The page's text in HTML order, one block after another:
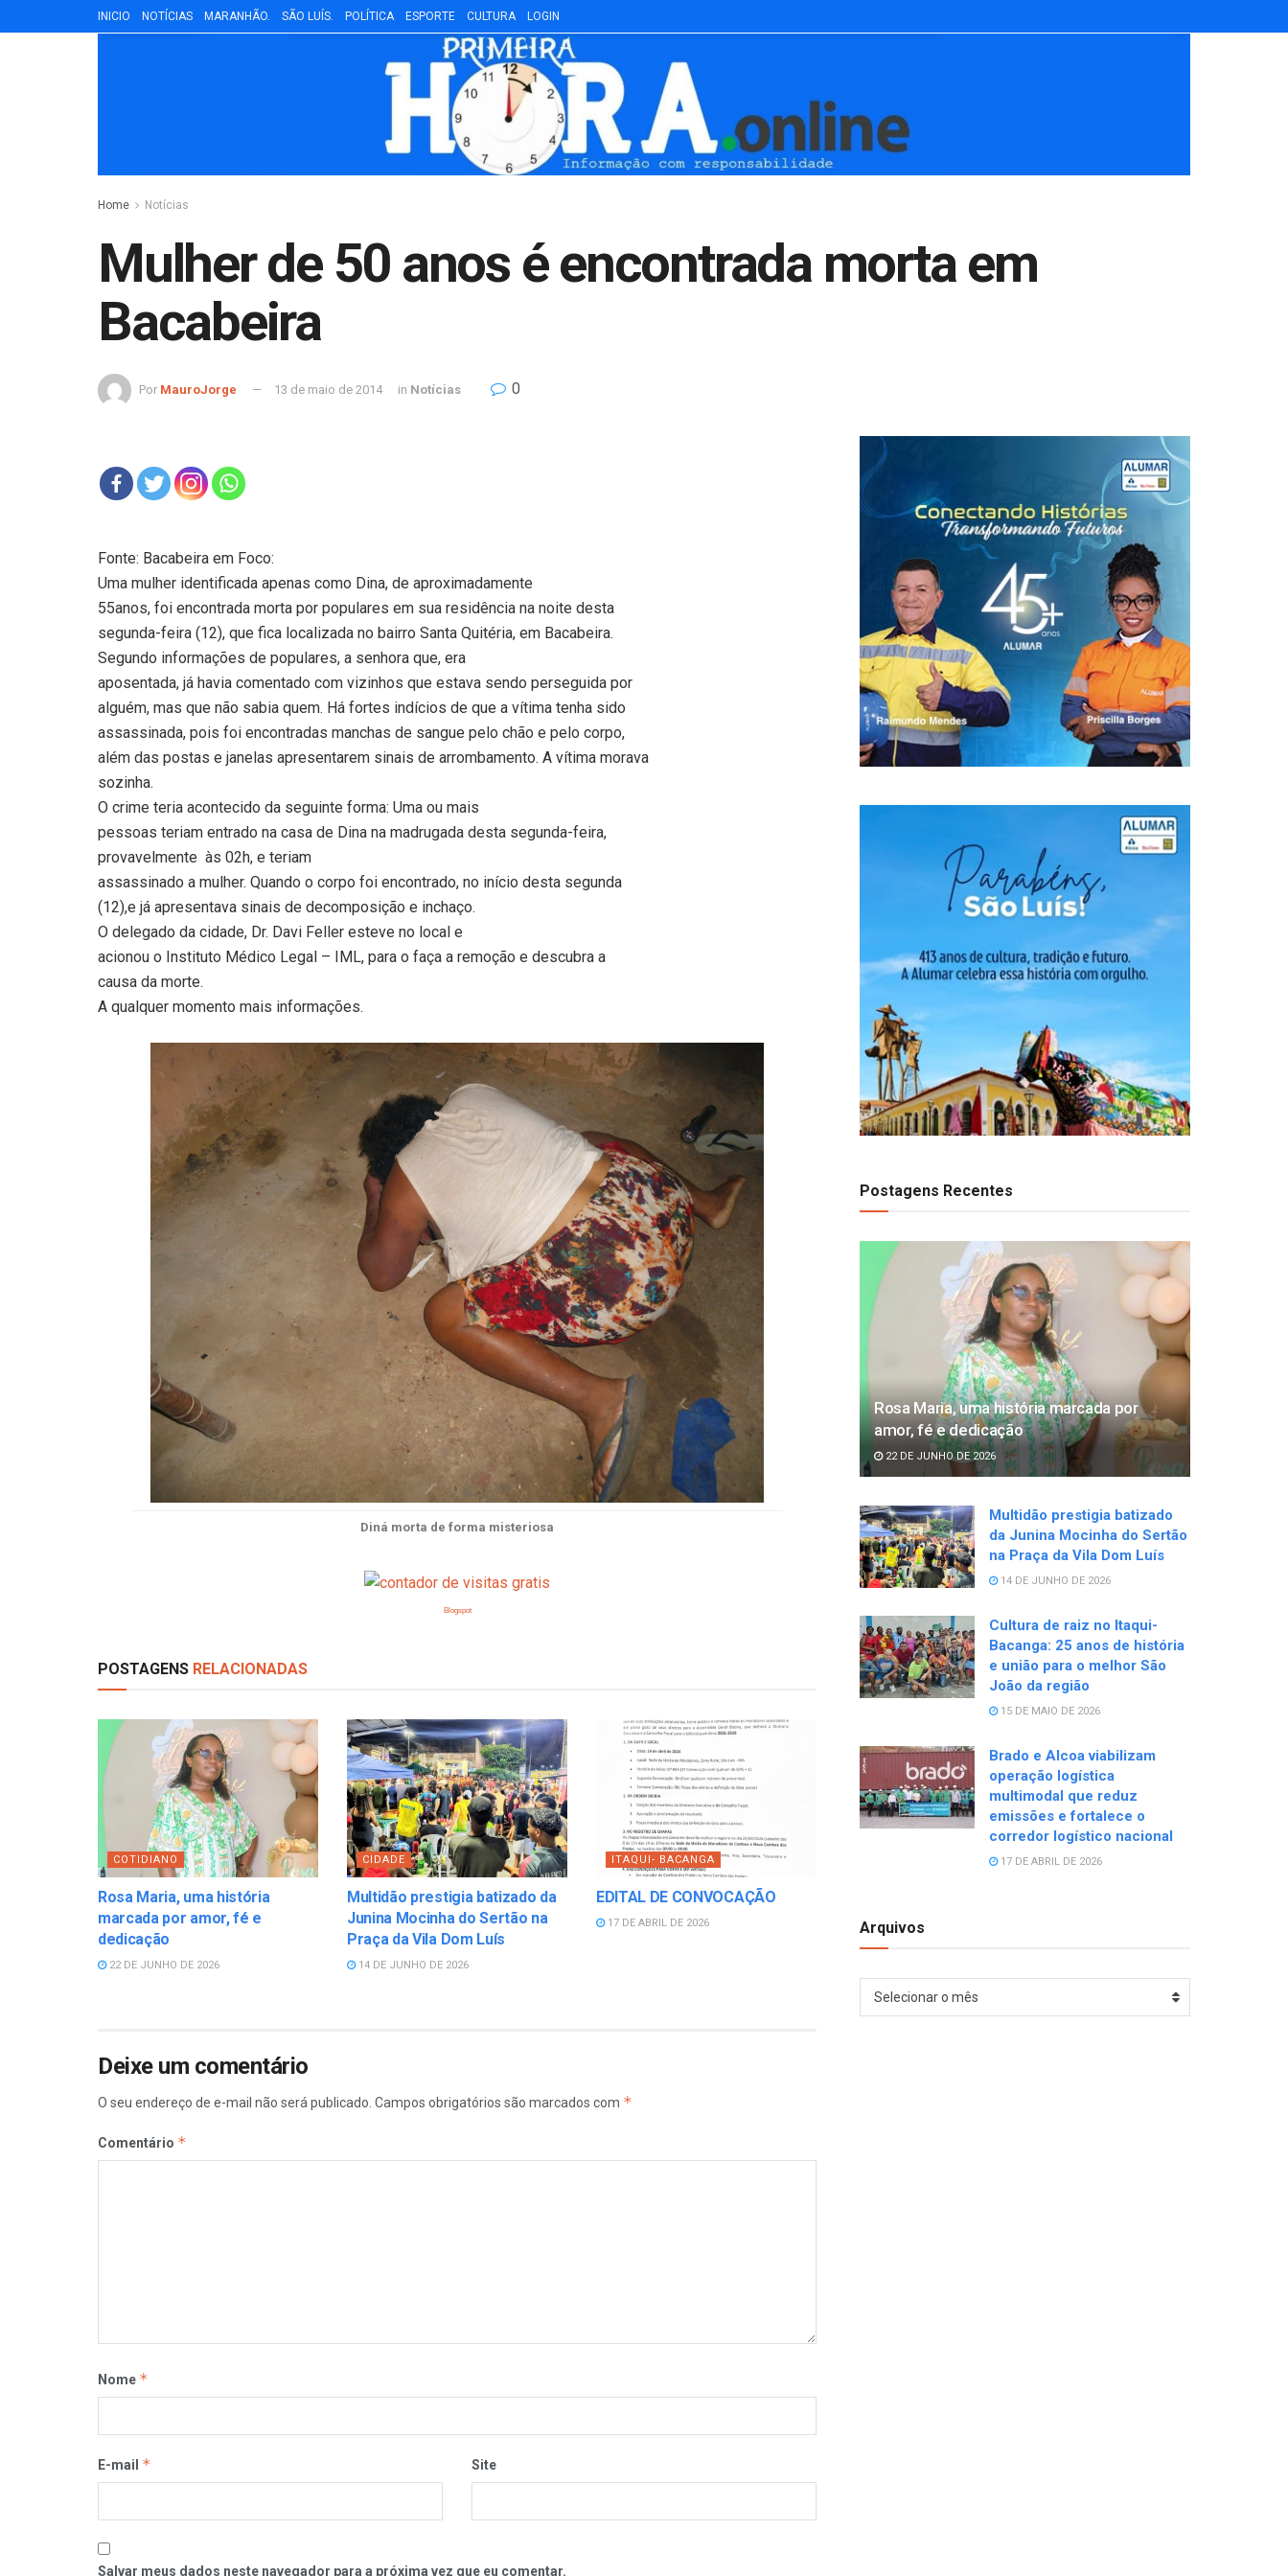
INICIO NOTÍCIAS MARANHÃO. SÃO LUÍS. POLÍTICA ESPORTE CULTURA LOGIN
Home Notícias
Mulher de 50 anos é encontrada morta em
Bacabeira
Por MauroJorge 13 de maio de 2014 in Notícias 0
Fonte: Bacabeira em Foco:
Uma mulher identificada apenas como Dina, de aproximadamente
55anos, foi encontrada morta por populares em sua residência na noite desta
segunda-feira (12), que fica localizada no bairro Santa Quitéria, em Bacabeira.
Segundo informações de populares, a senhora que, era
aposentada, já havia comentado com vizinhos que estava sendo perseguida por
alguém, mas que não sabia quem. Há fortes indícios de que a vítima tenha sido
assassinada, pois foi encontradas manchas de sangue pelo chão e pelo corpo,
além das postas e janelas apresentarem sinais de arrombamento. A vítima morava
sozinha.
O crime teria acontecido da seguinte forma: Uma ou mais
pessoas teriam entrado na casa de Dina na madrugada desta segunda-feira,
provavelmente às 02h, e teriam
assassinado a mulher. Quando o corpo foi encontrado, no início desta segunda
(12),e já apresentava sinais de decomposição e inchaço.
O delegado da cidade, Dr. Davi Feller esteve no local e
acionou o Instituto Médico Legal – IML, para o faça a remoção e descubra a
causa da morte.
A qualquer momento mais informações.
Diná morta de forma misteriosa
Blogspot
POSTAGENS RELACIONADAS
COTIDIANO
Rosa Maria, uma história
marcada por amor, fé e
dedicação
22 DE JUNHO DE 2026
CIDADE
Multidão prestigia batizado da
Junina Mocinha do Sertão na
Praça da Vila Dom Luís
14 DE JUNHO DE 2026
ITAQUI- BACANGA
EDITAL DE CONVOCAÇÃO
17 DE ABRIL DE 2026
Deixe um comentário
O seu endereço de e-mail não será publicado. Campos obrigatórios são marcados com *
Comentário *
Nome *
E-mail * Site
Salvar meus dados neste navegador para a próxima vez que eu comentar.
Postagens Recentes
Rosa Maria, uma história marcada por
amor, fé e dedicação
22 DE JUNHO DE 2026
Multidão prestigia batizado
da Junina Mocinha do Sertão
na Praça da Vila Dom Luís
14 DE JUNHO DE 2026
Cultura de raiz no Itaqui-
Bacanga: 25 anos de história
e união para o melhor São
João da região
15 DE MAIO DE 2026
Brado e Alcoa viabilizam
operação logística
multimodal que reduz
emissões e fortalece o
corredor logístico nacional
17 DE ABRIL DE 2026
Arquivos
Arquivos
Selecionar o mês